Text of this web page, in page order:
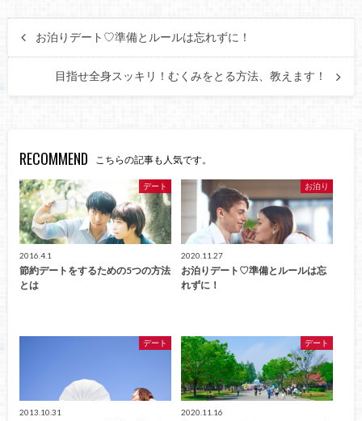
お泊りデート♡準備とルールは忘れずに！
目指せ全身スッキリ！むくみをとる方法、教えます！
RECOMMEND こちらの記事も人気です。
デート
2016.4.1
節約デートをするための5つの方法
とは
お泊り
2020.11.27
お泊りデート♡準備とルールは忘
れずに！
デート
2013.10.31
デート
2020.11.16